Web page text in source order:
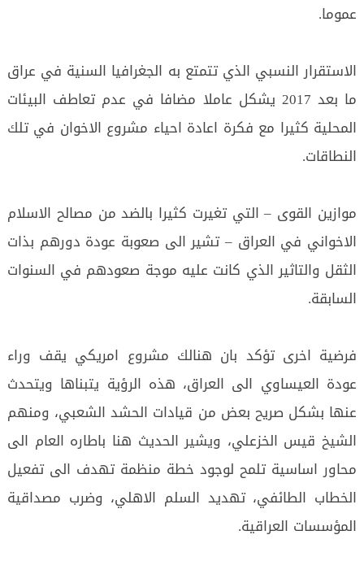
عموما.
الاستقرار النسبي الذي تتمتع به الجغرافيا السنية في عراق
ما بعد 2017 يشكل عاملا مضافا في عدم تعاطف البيئات
المحلية كثيرا مع فكرة اعادة احياء مشروع الاخوان في تلك
النطاقات.
موازين القوى – التي تغيرت كثيرا بالضد من مصالح الاسلام
الاخواني في العراق – تشير الى صعوبة عودة دورهم بذات
الثقل والتاثير الذي كانت عليه موجة صعودهم في السنوات
السابقة.
فرضية اخرى تؤكد بان هنالك مشروع امريكي يقف وراء
عودة العيساوي الى العراق، هذه الرؤية يتبناها ويتحدث
عنها بشكل صريح بعض من قيادات الحشد الشعبي، ومنهم
الشيخ قيس الخزعلي، ويشير الحديث هنا باطاره العام الى
محاور اساسية تلمح لوجود خطة منظمة تهدف الى تفعيل
الخطاب الطائفي، تهديد السلم الاهلي، وضرب مصداقية
المؤسسات العراقية.